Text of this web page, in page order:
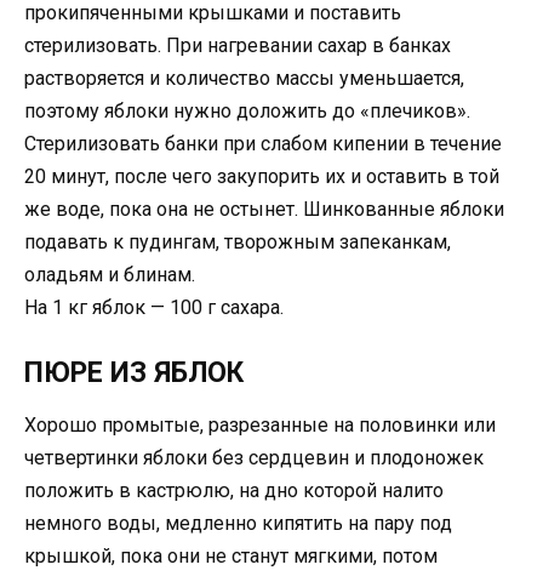
прокипяченными крышками и поставить
стерилизовать. При нагревании сахар в банках
растворяется и количество массы уменьшается,
поэтому яблоки нужно доложить до «плечиков».
Стерилизовать банки при слабом кипении в течение
20 минут, после чего закупорить их и оставить в той
же воде, пока она не остынет. Шинкованные яблоки
подавать к пудингам, творожным запеканкам,
оладьям и блинам.
На 1 кг яблок — 100 г сахара.
ПЮРЕ ИЗ ЯБЛОК
Хорошо промытые, рaзрезанные на половинки или
четвертинки яблоки без сердцевин и плодоножек
положить в кастрюлю, на дно которой налито
немного воды, медленно кипятить на пару под
крышкой, пока они не станут мягкими, потом